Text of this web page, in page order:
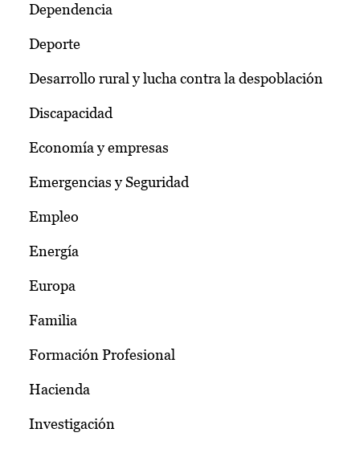
Dependencia
Deporte
Desarrollo rural y lucha contra la despoblación
Discapacidad
Economía y empresas
Emergencias y Seguridad
Empleo
Energía
Europa
Familia
Formación Profesional
Hacienda
Investigación